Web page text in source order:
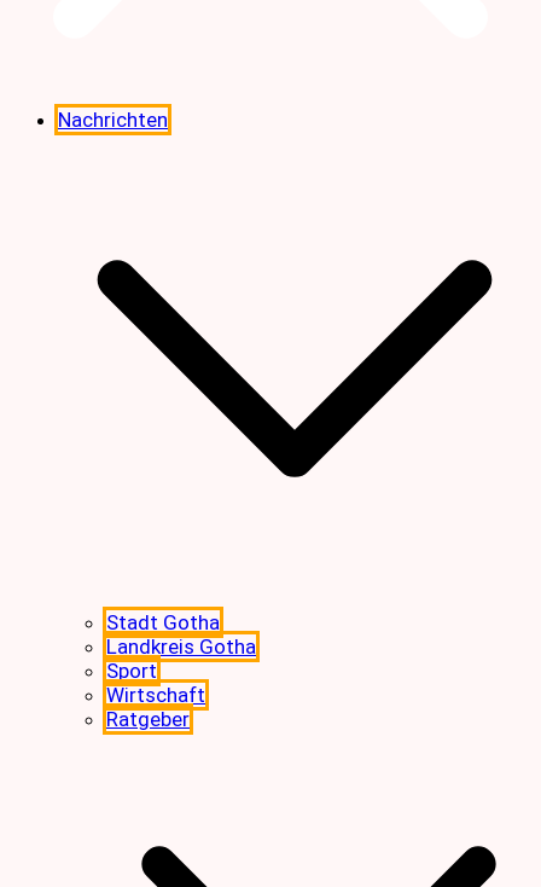
Nachrichten
Stadt Gotha
Landkreis Gotha
Sport
Wirtschaft
Ratgeber